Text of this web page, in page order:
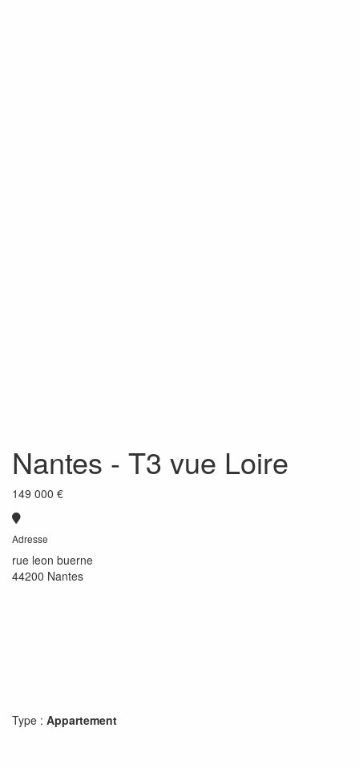
Nantes - T3 vue Loire
149 000 €
Adresse
rue leon buerne
44200 Nantes
Type : Appartement